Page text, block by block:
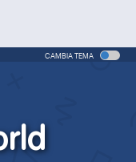
CAMBIA TEMA